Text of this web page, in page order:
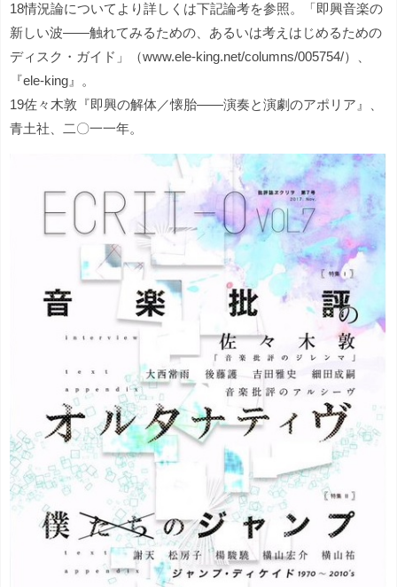
18情況論についてより詳しくは下記論考を参照。「即興音楽の
新しい波――触れてみるための、あるいは考えはじめるための
ディスク・ガイド」（www.ele-king.net/columns/005754/）、
『ele-king』。
19佐々木敦『即興の解体／懐胎――演奏と演劇のアポリア』、
青土社、二〇一一年。